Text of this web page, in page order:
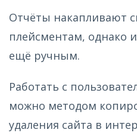
Отчёты накапливают
плейсментам, однако
ещё ручным.
Работать с
можно методом
удаления сайта в